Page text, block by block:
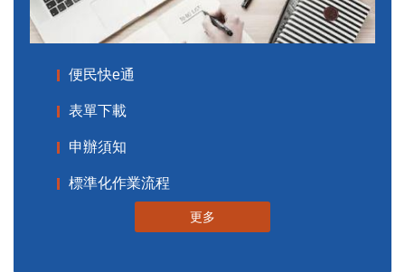
便民快e通
表單下載
申辦須知
標準化作業流程
更多